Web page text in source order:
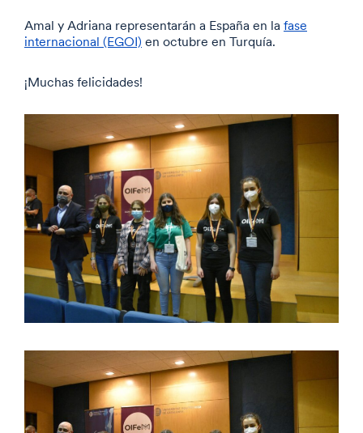
Amal y Adriana representarán a España en la fase
internacional (EGOI) en octubre en Turquía.
¡Muchas felicidades!